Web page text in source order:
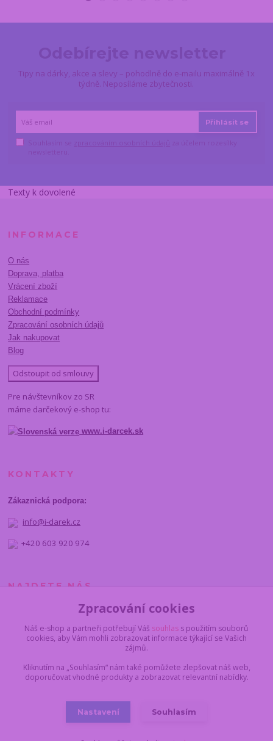
Tipy na dárky, akce a slevy – pohodlně do e-mailu maximálně 1x
týdně. Neposíláme zbytečnosti.
Přihlásit se
Texty k dovolené
INFORMACE
O nás
Doprava, platba
Vrácení zboží
Reklamace
Obchodní podmínky
Zpracování osobních údajů
Jak nakupovat
Blog
Odstoupit od smlouvy
Pre návštevníkov zo SR
máme darčekový e-shop tu:
www.i-darcek.sk
KONTAKTY
Zákaznická podpora:
info@i-darek.cz
+420 603 920 974
NAJDETE NÁS
Zpracování cookies
Náš e-shop a partneři potřebují Váš souhlas s použitím souborů
cookies, aby Vám mohli zobrazovat informace týkající se Vašich
zájmů.
Kliknutím na „Souhlasím“ nám také pomůžete zlepšovat náš web,
doporučovat vhodné produkty a zobrazovat relevantní nabídky.
Nastavení Souhlasím